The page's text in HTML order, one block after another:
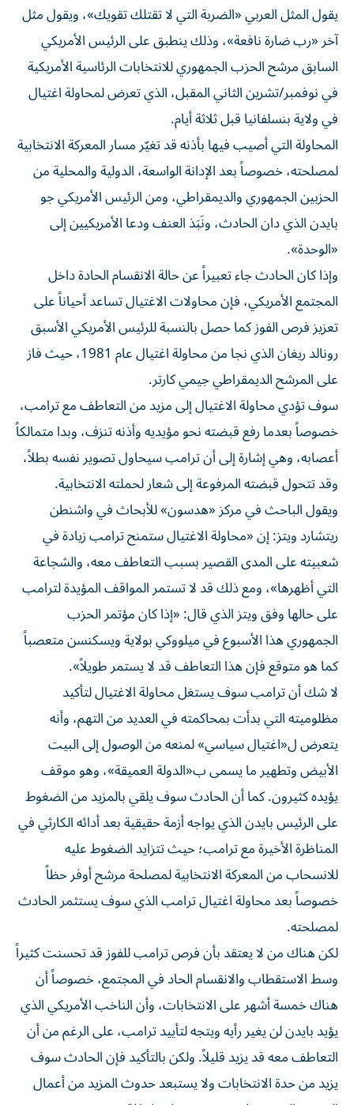
يقول المثل العربي «الضربة التي لا تقتلك تقويك»، ويقول مثل
آخر «رب ضارة نافعة»، وذلك ينطبق على الرئيس الأمريكي
السابق مرشح الحزب الجمهوري للانتخابات الرئاسية الأمريكية
في نوفمبر/تشرين الثاني المقبل، الذي تعرض لمحاولة اغتيال
في ولاية بنسلفانيا قبل ثلاثة أيام.
المحاولة التي أصيب فيها بأذنه قد تغيّر مسار المعركة الانتخابية
لمصلحته، خصوصاً بعد الإدانة الواسعة، الدولية والمحلية من
الحزبين الجمهوري والديمقراطي، ومن الرئيس الأمريكي جو
بايدن الذي دان الحادث، ونَبَذ العنف ودعا الأمريكيين إلى
«الوحدة».
وإذا كان الحادث جاء تعبيراً عن حالة الانقسام الحادة داخل
المجتمع الأمريكي، فإن محاولات الاغتيال تساعد أحياناً على
تعزيز فرص الفوز كما حصل بالنسبة للرئيس الأمريكي الأسبق
رونالد ريغان الذي نجا من محاولة اغتيال عام 1981، حيث فاز
على المرشح الديمقراطي جيمي كارتر.
سوف تؤدي محاولة الاغتيال إلى مزيد من التعاطف مع ترامب،
خصوصاً بعدما رفع قبضته نحو مؤيديه وأذنه تنزف، وبدا متمالكاً
أعصابه، وهي إشارة إلى أن ترامب سيحاول تصوير نفسه بطلاً،
وقد تتحول قبضته المرفوعة إلى شعار لحملته الانتخابية.
ويقول الباحث في مركز «هدسون» للأبحاث في واشنطن
ريتشارد ويتز: إن «محاولة الاغتيال ستمنح ترامب زيادة في
شعبيته على المدى القصير بسبب التعاطف معه، والشجاعة
التي أظهرها»، ومع ذلك قد لا تستمر المواقف المؤيدة لترامب
على حالها وفق ويتز الذي قال: «إذا كان مؤتمر الحزب
الجمهوري هذا الأسبوع في ميلووكي بولاية ويسكنسن متعصباً
كما هو متوقع فإن هذا التعاطف قد لا يستمر طويلاً».
لا شك أن ترامب سوف يستغل محاولة الاغتيال لتأكيد
مظلوميته التي بدأت بمحاكمته في العديد من التهم، وأنه
يتعرض ل«اغتيال سياسي» لمنعه من الوصول إلى البيت
الأبيض وتطهير ما يسمى ب«الدولة العميقة»، وهو موقف
يؤيده كثيرون. كما أن الحادث سوف يلقي بالمزيد من الضغوط
على الرئيس بايدن الذي يواجه أزمة حقيقية بعد أدائه الكارثي في
المناظرة الأخيرة مع ترامب؛ حيث تتزايد الضغوط عليه
للانسحاب من المعركة الانتخابية لمصلحة مرشح أوفر حظاً
خصوصاً بعد محاولة اغتيال ترامب الذي سوف يستثمر الحادث
لمصلحته.
لكن هناك من لا يعتقد بأن فرص ترامب للفوز قد تحسنت كثيراً
وسط الاستقطاب والانقسام الحاد في المجتمع، خصوصاً أن
هناك خمسة أشهر على الانتخابات، وأن الناخب الأمريكي الذي
يؤيد بايدن لن يغير رأيه ويتجه لتأييد ترامب، على الرغم من أن
التعاطف معه قد يزيد قليلاً. ولكن بالتأكيد فإن الحادث سوف
يزيد من حدة الانتخابات ولا يستبعد حدوث المزيد من أعمال